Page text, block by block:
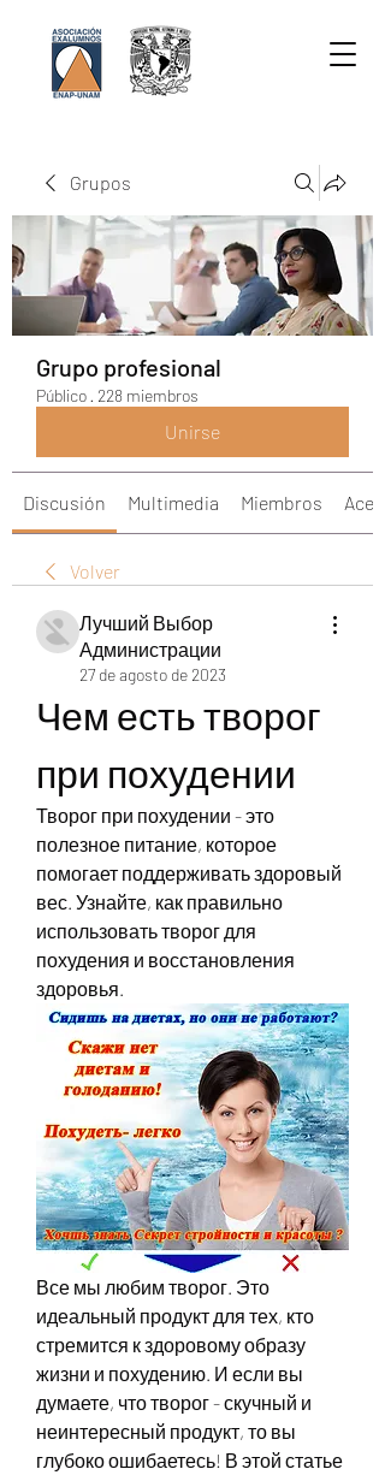
Grupos
Grupo profesional
Público · 228 miembros
Unirse
Discusión Multimedia Miembros
Volver
Лучший Выбор
Администрации
27 de agosto de 2023
Чем есть творог
при похудении
Творог при похудении - это
полезное питание, которое
помогает поддерживать здоровый
вес. Узнайте, как правильно
использовать творог для
похудения и восстановления
здоровья.
Все мы любим творог. Это
идеальный продукт для тех, кто
стремится к здоровому образу
жизни и похудению. И если вы
думаете, что творог - скучный и
неинтересный продукт, то вы
глубоко ошибаетесь! В этой статье